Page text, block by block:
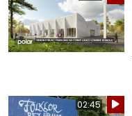
02:45